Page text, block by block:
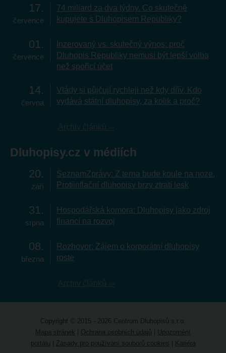
17
července
74 miliard za dva týdny. Co skutečně
kupujete s Dluhopisem Republiky?
01
července
Inzerovaný vs. skutečný výnos: proč
Dluhopis Republiky nemusí být lepší volba
než spořicí účet
14
června
Vlády si půjčují rychleji než kdy dřív. Kdo
vydává státní dluhopisy, za kolik a proč?
Dluhopisy.cz v médiích
20
září
SeznamZprávy: Z terna bude koule na noze.
Protiinflační dluhopisy brzy ztratí lesk
31
srpna
Hospodářská komora: Dluhopisy jako zdroj
financí na rozvoj
08
března
Rozhovor: Zájem o korporátní dluhopisy
roste
Copyright © 2015 - 2026 Centrum Dluhopisů s.r.o.
Mapa stránek | Ochrana osobních údajů | Upozornění
portálu | Zásady pro používání souborů cookies | Kariéra